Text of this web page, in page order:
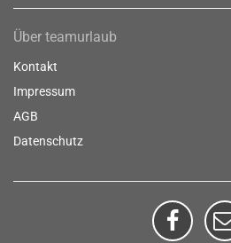
Über teamurlaub
Kontakt
Impressum
AGB
Datenschutz